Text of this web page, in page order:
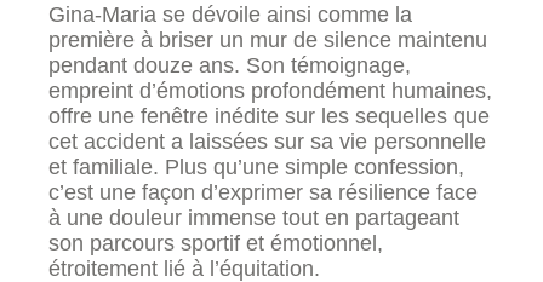
Gina-Maria se dévoile ainsi comme la
première à briser un mur de silence maintenu
pendant douze ans. Son témoignage,
empreint d’émotions profondément humaines,
offre une fenêtre inédite sur les sequelles que
cet accident a laissées sur sa vie personnelle
et familiale. Plus qu’une simple confession,
c’est une façon d’exprimer sa résilience face
à une douleur immense tout en partageant
son parcours sportif et émotionnel,
étroitement lié à l’équitation.